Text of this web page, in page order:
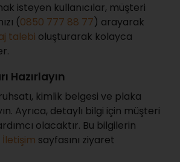
isteyen kullanıcılar, müşteri
(0850 777 88 77) arayarak
talebi oluşturarak kolayca
Hazırlayın
kimlik belgesi ve plaka
Ayrıca, detaylı bilgi için müşteri
olacaktır. Bu bilgilerin
İletişim sayfasını ziyaret